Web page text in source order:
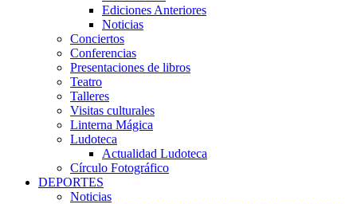
Ediciones Anteriores
Noticias
Conciertos
Conferencias
Presentaciones de libros
Teatro
Talleres
Visitas culturales
Linterna Mágica
Ludoteca
Actualidad Ludoteca
Círculo Fotográfico
DEPORTES
Noticias